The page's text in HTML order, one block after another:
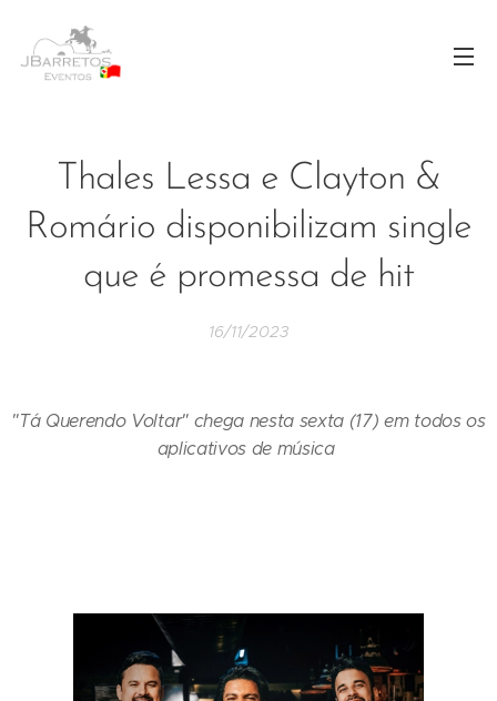
Thales Lessa e Clayton &
Romário disponibilizam single
que é promessa de hit
16/11/2023
"Tá Querendo Voltar" chega nesta sexta (17) em todos os
aplicativos de música